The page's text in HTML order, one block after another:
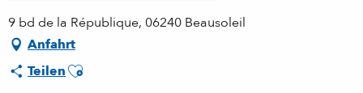
9 bd de la République, 06240 Beausoleil
Anfahrt
TeilenAjouter aux favoris